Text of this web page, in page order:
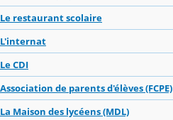
Le restaurant scolaire
L'internat
Le CDI
Association de parents d'élèves (FCPE)
La Maison des lycéens (MDL)